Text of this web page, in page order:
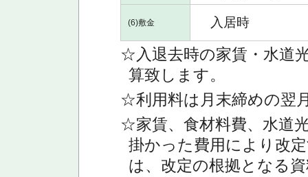
(6)敷金 入居時
☆入退去時の家賃・水道
算致します。
☆利用料は月末締めの翌
☆家賃、食材料費、水道
掛かった費用により改
は、改定の根拠となる